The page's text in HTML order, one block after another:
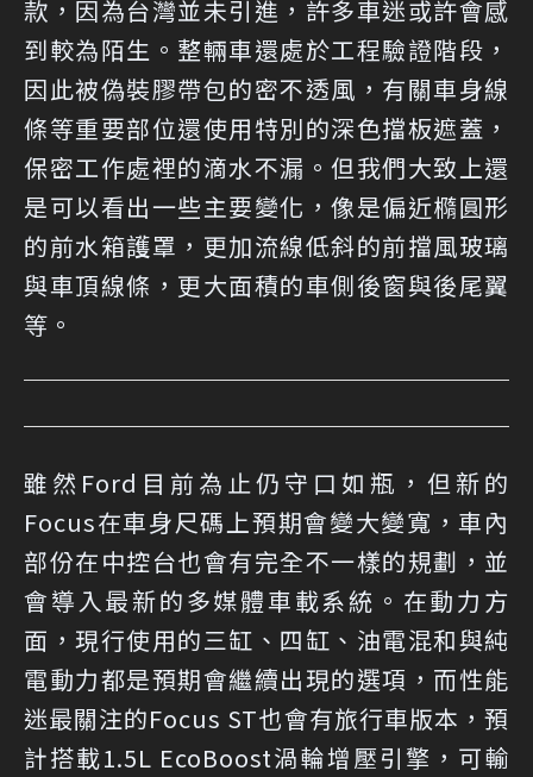
款，因為台灣並未引進，許多車迷或許會感
到較為陌生。整輛車還處於工程驗證階段，
因此被偽裝膠帶包的密不透風，有關車身線
條等重要部位還使用特別的深色擋板遮蓋，
保密工作處裡的滴水不漏。但我們大致上還
是可以看出一些主要變化，像是偏近橢圓形
的前水箱護罩，更加流線低斜的前擋風玻璃
與車頂線條，更大面積的車側後窗與後尾翼
等。
雖然Ford目前為止仍守口如瓶，但新的
Focus在車身尺碼上預期會變大變寬，車內
部份在中控台也會有完全不一樣的規劃，並
會導入最新的多媒體車載系統。在動力方
面，現行使用的三缸、四缸、油電混和與純
電動力都是預期會繼續出現的選項，而性能
迷最關注的Focus ST也會有旅行車版本，預
計搭載1.5L EcoBoost渦輪增壓引擎，可輸